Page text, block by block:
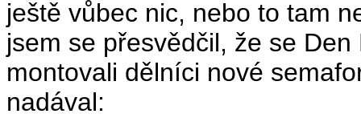
ještě vůbec nic, nebo to tam
jsem se přesvědčil, že se
montovali dělníci nové
nadával: